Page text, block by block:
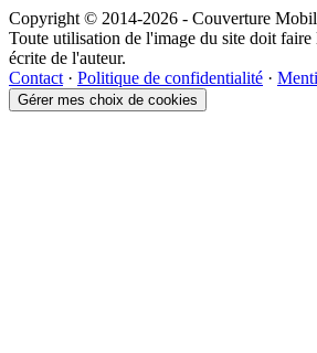
Copyright © 2014-2026 - Couverture
Toute utilisation de l'image du site doit
écrite de l'auteur.
Contact · Politique de confidentialité ·
Gérer mes choix de cookies